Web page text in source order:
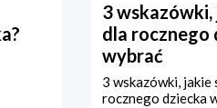
3 wskazówki,
dla rocznego
wybrać
3 wskazówki, jakie
rocznego dziecka